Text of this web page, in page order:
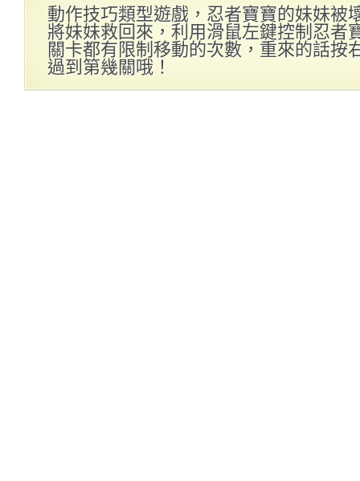
動作技巧類型遊戲，忍者寶寶的妹妹被
將妹妹救回來，利用滑鼠左鍵控制忍者
關卡都有限制移動的次數，重來的話按
過到第幾關哦！